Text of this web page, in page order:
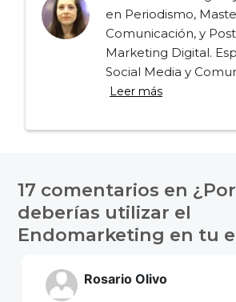
en Periodismo,
Comunicación, y
Marketing Digital.
Social Media y
Leer más
de
entradas
17 comentarios en
deberías utilizar el
Endomarketing en tu
Rosario Olivo